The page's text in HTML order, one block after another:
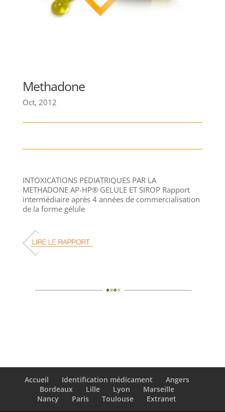
Methadone
Oct, 2012
INTOXICATIONS PEDIATRIQUES PAR LA
METHADONE AP-HP® GELULE ET SIROP Rapport
intermédiaire après 4 années de commercialisation
de la forme gélule
Accueil Identification médicament
Angers
Bordeaux
Lille Lyon
Marseille
Nancy
Paris Toulouse Extranet